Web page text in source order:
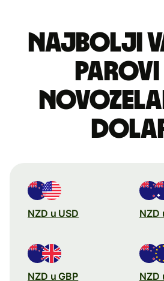
Najbolji
parovi
NZD u USD NZD
NZD u GBP NZD